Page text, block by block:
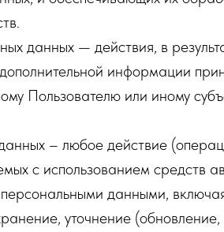
данных — действия, в
информации
Пользователю или иному
– любое действие
с использованием средств
данными,
уточнение